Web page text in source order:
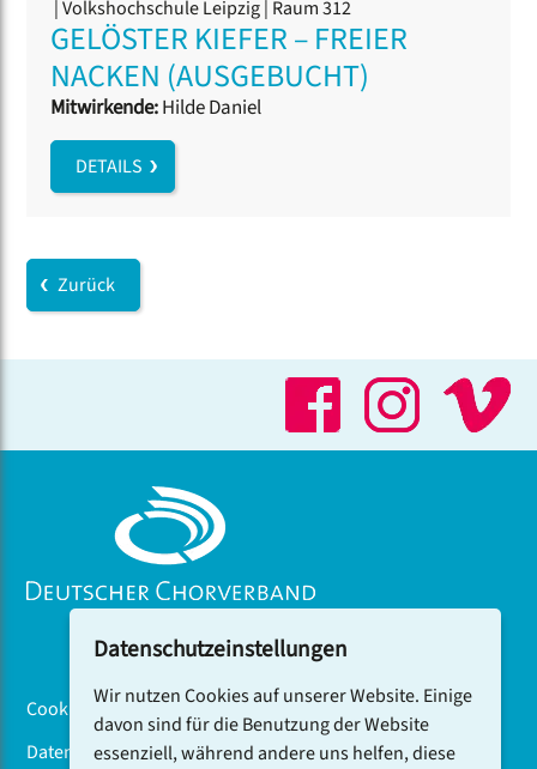
| Volkshochschule Leipzig | Raum 312
GELÖSTER KIEFER – FREIER
NACKEN (AUSGEBUCHT)
Mitwirkende:Hilde Daniel
DETAILS
Zurück
Cookiebanner
Datenschutz
Datenschutzeinstellungen
Wir nutzen Cookies auf unserer Website. Einige
davon sind für die Benutzung der Website
essenziell, während andere uns helfen, diese